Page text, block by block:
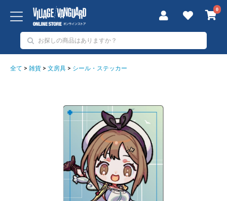
0
全て > 雑貨 > 文房具 > シール・ステッカー